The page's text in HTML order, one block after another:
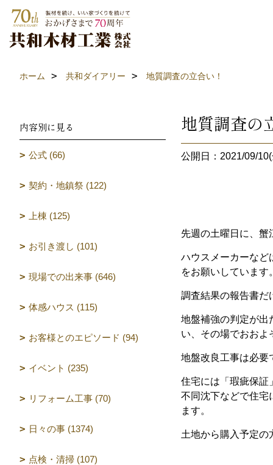
ホーム 共和ダイアリー 地質調査の立合い！
地質調査の
公開日：2021/09/
先週の土曜日に、蟹
ハウスメーカーなど
をお願いしています
調査結果の報告書だ
地盤補強の判定が出
い、その場でおおよ
地盤改良工事は必要
住宅には「瑕疵保証
不同沈下などで住宅
ます。
土地から購入予定の
内容別に見る
公式 (66)
契約・地鎮祭 (122)
上棟 (125)
お引き渡し (101)
現場での出来事 (646)
体感ハウス (115)
お客様とのエピソード (94)
イベント (235)
リフォーム工事 (70)
日々の事 (1374)
点検・清掃 (107)